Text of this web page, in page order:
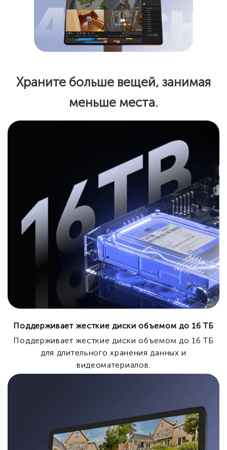
Храните больше вещей, занимая
меньше места.
Поддерживает жесткие диски объемом до 16 ТБ
Поддерживает жесткие диски объемом до 16 ТБ
для длительного хранения данных и
видеоматериалов.